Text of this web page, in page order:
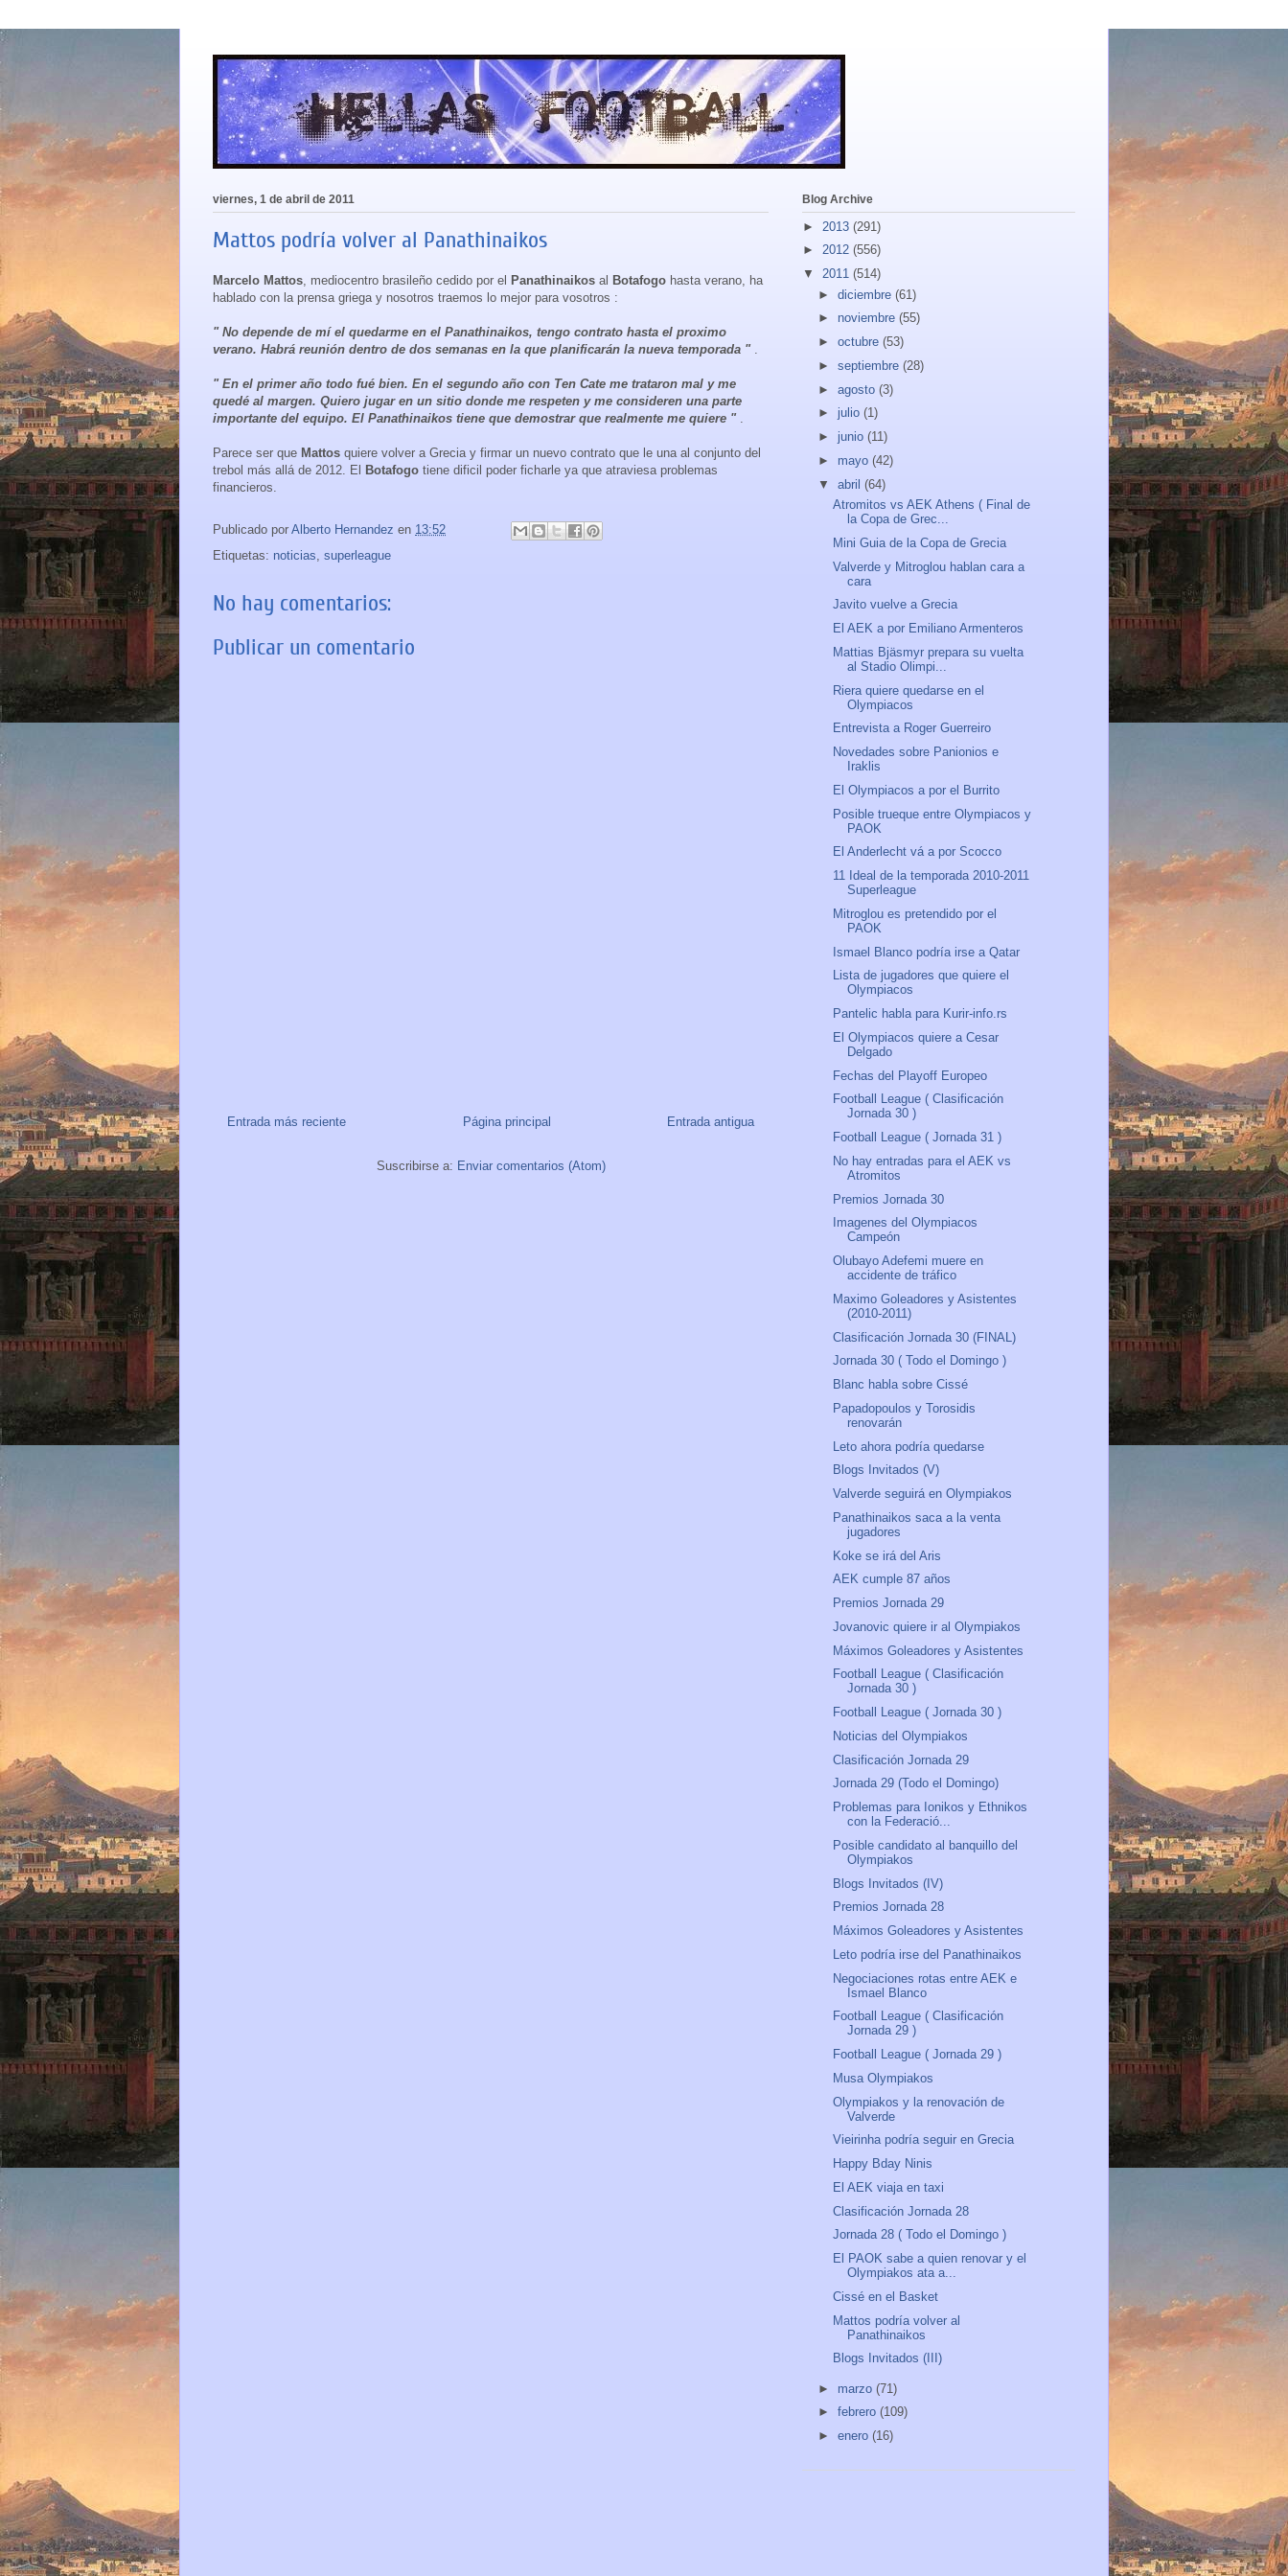
viernes, 1 de abril de 2011
Mattos podría volver al Panathinaikos
Marcelo Mattos , mediocentro brasileño cedido por el Panathinaikos al Botafogo hasta verano, ha
hablado con la prensa griega y nosotros traemos lo mejor para vosotros :
" No depende de mí el quedarme en el Panathinaikos, tengo contrato hasta el proximo
verano. Habrá reunión dentro de dos semanas en la que planificarán la nueva temporada ".
" En el primer año todo fué bien. En el segundo año con Ten Cate me trataron mal y me
quedé al margen. Quiero jugar en un sitio donde me respeten y me consideren una parte
importante del equipo. El Panathinaikos tiene que demostrar que realmente me quiere "
Parece ser que Mattos quiere volver a Grecia y firmar un nuevo contrato que le una al conjunto del
trebol más allá de 2012. El Botafogo tiene dificil poder ficharle ya que atraviesa problemas
financieros.
Publicado por Alberto Hernandez en 13:52
Etiquetas: noticias superleague
No hay comentarios:
Publicar un comentario
Entrada más reciente Entrada antigua
Página principal
Suscribirse a: Enviar comentarios (Atom)
Blog Archive
► 2013 (291)
► 2012 (556)
▼ 2011 (514)
► diciembre (61)
► noviembre (55)
► octubre (53)
► septiembre (28)
► agosto (3)
► julio (1)
► junio (11)
► mayo (42)
▼ abril (64)
Atromitos vs AEK Athens ( Final de
la Copa de Grec...
Mini Guia de la Copa de Grecia
Valverde y Mitroglou hablan cara a
cara
Javito vuelve a Grecia
El AEK a por Emiliano Armenteros
Mattias Bjäsmyr prepara su vuelta
al Stadio Olimpi...
Riera quiere quedarse en el
Olympiacos
Entrevista a Roger Guerreiro
Novedades sobre Panionios e
Iraklis
El Olympiacos a por el Burrito
Posible trueque entre Olympiacos y
PAOK
El Anderlecht vá a por Scocco
11 Ideal de la temporada 2010-2011
Superleague
Mitroglou es pretendido por el
PAOK
Ismael Blanco podría irse a Qatar
Lista de jugadores que quiere el
Olympiacos
Pantelic habla para Kurir-info.rs
El Olympiacos quiere a Cesar
Delgado
Fechas del Playoff Europeo
Football League ( Clasificación
Jornada 30 )
Football League ( Jornada 31 )
No hay entradas para el AEK vs
Atromitos
Premios Jornada 30
Imagenes del Olympiacos
Campeón
Olubayo Adefemi muere en
accidente de tráfico
Maximo Goleadores y Asistentes
(2010-2011)
Clasificación Jornada 30 (FINAL)
Jornada 30 ( Todo el Domingo )
Blanc habla sobre Cissé
Papadopoulos y Torosidis
renovarán
Leto ahora podría quedarse
Blogs Invitados (V)
Valverde seguirá en Olympiakos
Panathinaikos saca a la venta
jugadores
Koke se irá del Aris
AEK cumple 87 años
Premios Jornada 29
Jovanovic quiere ir al Olympiakos
Máximos Goleadores y Asistentes
Football League ( Clasificación
Jornada 30 )
Football League ( Jornada 30 )
Noticias del Olympiakos
Clasificación Jornada 29
Jornada 29 (Todo el Domingo)
Problemas para Ionikos y Ethnikos
con la Federació...
Posible candidato al banquillo del
Olympiakos
Blogs Invitados (IV)
Premios Jornada 28
Máximos Goleadores y Asistentes
Leto podría irse del Panathinaikos
Negociaciones rotas entre AEK e
Ismael Blanco
Football League ( Clasificación
Jornada 29 )
Football League ( Jornada 29 )
Musa Olympiakos
Olympiakos y la renovación de
Valverde
Vieirinha podría seguir en Grecia
Happy Bday Ninis
El AEK viaja en taxi
Clasificación Jornada 28
Jornada 28 ( Todo el Domingo )
El PAOK sabe a quien renovar y el
Olympiakos ata a...
Cissé en el Basket
Mattos podría volver al
Panathinaikos
Blogs Invitados (III)
► marzo (71)
► febrero (109)
► enero (16)